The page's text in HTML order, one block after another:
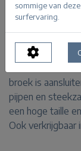
De Tessy CRP
broek is
pijpen en
een hoge taille
Ook verkrijgbaar
sommige van
surfervaring.